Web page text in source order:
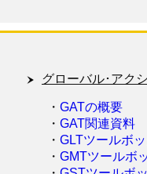
グローバル･アク
・ GATの概要
・ GAT関連資料
・ GLTツールボ
・ GMTツールボ